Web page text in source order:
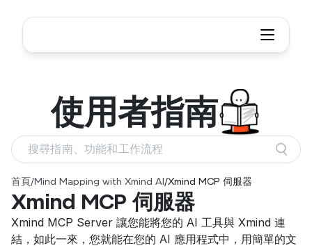
首頁 /Mind Mapping with Xmind AI /Xmind MCP 伺服器
Xmind MCP 伺服器
Xmind MCP Server 讓您能將您的 AI 工具與 Xmind 連
結，如此一來，您就能在您的 AI 應用程式中，用簡單的文
使用者指南
搜尋指南、功能和工作流程